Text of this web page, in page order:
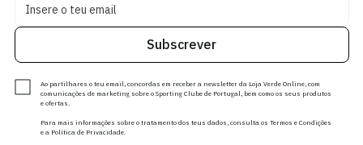
Subscrever
Ao partilhares o teu email, concordas em receber a newsletter da Loja Verde Online, com
comunicações de marketing sobre o Sporting Clube de Portugal, bem como os seus produtos
e ofertas.
Para mais informações sobre o tratamento dos teus dados, consulta os Termos e Condições
e a Política de Privacidade.